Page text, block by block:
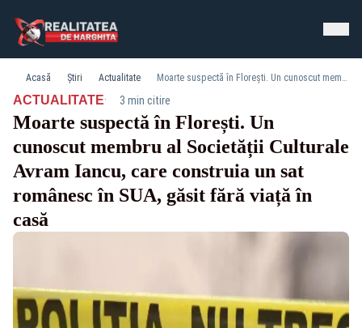
Acasă Știri Actualitate Moarte suspectă în Florești. Un cunoscut membru al Societății Culturale Avram Iancu, care construia un sat românesc în SUA, găsit fără viață în casă
ACTUALITATE· 3 min citire
Moarte suspectă în Florești. Un
cunoscut membru al Societății Culturale
Avram Iancu, care construia un sat
românesc în SUA, găsit fără viață în
casă